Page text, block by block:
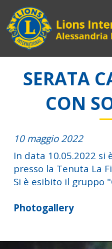
SERATA
CON
10 maggio 2022
In data 10.05.2022
presso la Tenuta La
Si è esibito il gruppo
Photogallery